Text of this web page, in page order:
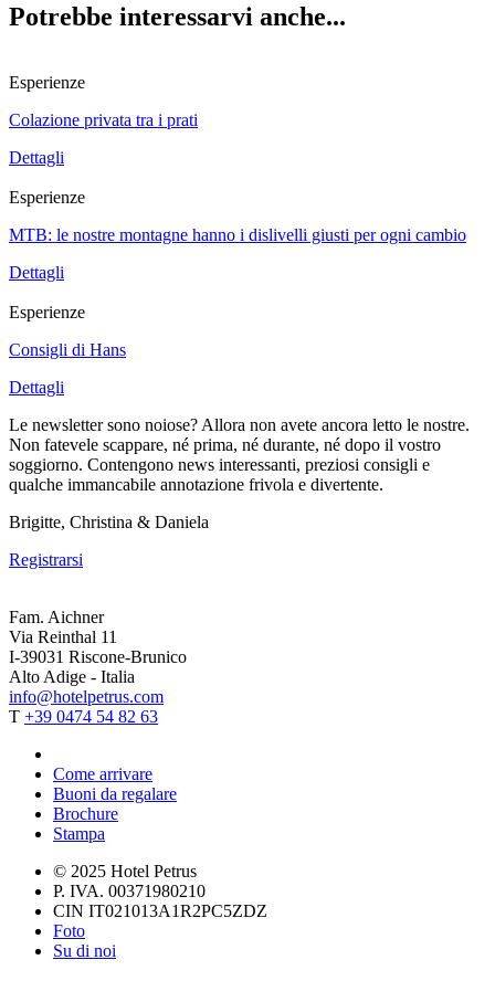
Potrebbe interessarvi anche...
Esperienze
Colazione privata tra i prati
Dettagli
Esperienze
MTB: le nostre montagne hanno i dislivelli giusti per ogni cambio
Dettagli
Esperienze
Consigli di Hans
Dettagli
Le newsletter sono noiose? Allora non avete ancora letto le nostre.
Non fatevele scappare, né prima, né durante, né dopo il vostro
soggiorno. Contengono news interessanti, preziosi consigli e
qualche immancabile annotazione frivola e divertente.
Brigitte, Christina & Daniela
Registrarsi
Fam. Aichner
Via Reinthal 11
I-39031 Riscone-Brunico
Alto Adige - Italia
info@hotelpetrus.com
T +39 0474 54 82 63
Come arrivare
Buoni da regalare
Brochure
Stampa
© 2025 Hotel Petrus
P. IVA. 00371980210
CIN IT021013A1R2PC5ZDZ
Foto
Su di noi